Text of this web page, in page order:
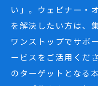
い」。ウェビナー・
を解決したい方は、
ワンストップでサポ
ービスをご活用くだ
のターゲットとなる